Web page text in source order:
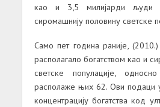
као и 3,5 милијарди људи
сиромашнију половину светске
Само пет година раније, (2010.)
располагало богатством као и
светске популације,
располаже њих 62. Ови подаци
концентрацију богатства код